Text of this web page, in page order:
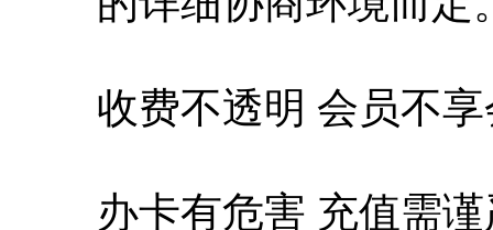
收费不透明 会员不
办卡有危害 充值需